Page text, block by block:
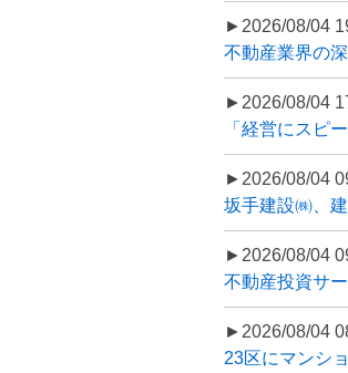
►2026/08/04
不動産業界の
►2026/08/04
「経営にスピ
►2026/08/04
坂手建設㈱、
►2026/08/04
不動産投資サ
►2026/08/04
23区にマンシ